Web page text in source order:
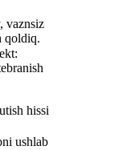
vaznsiz
qoldiq.
hissi
ushlab